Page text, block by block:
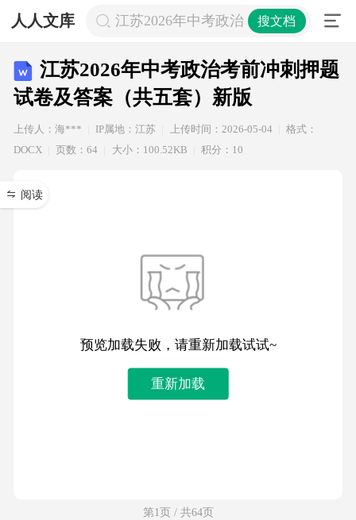
人人文库 江苏2026年中考政治考前冲刺押题试
搜文档
江苏2026年中考政治考前冲刺押题
试卷及答案（共五套）新版
上传人：海*** IP属地：江苏 上传时间：2026-05-04
格式：
DOCX
页数：64 大小：100.52KB 积分：10
阅读
预览加载失败，请重新加载试试~
重新加载
第1页 / 共64页